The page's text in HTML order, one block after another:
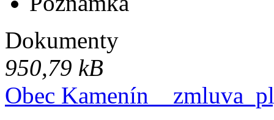
Dokumenty
950,79 kB
Obec Kamenín _